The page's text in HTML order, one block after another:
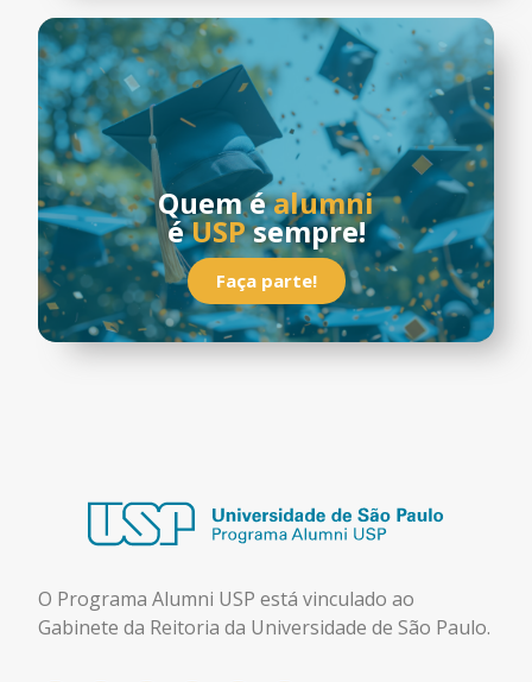
Quem éalumni
éUSPsempre!
Faça parte!
O Programa Alumni USP está vinculado ao
Gabinete da Reitoria da Universidade de São Paulo.